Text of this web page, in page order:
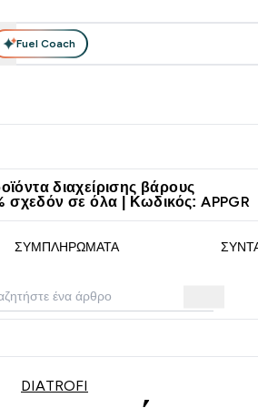
Fuel Coach
διαχείρισης βάρους
σχεδόν σε όλα | Κωδικός: APPGR
ΣΥΜΠΛΗΡΏΜΑΤΑ
DIATROFI